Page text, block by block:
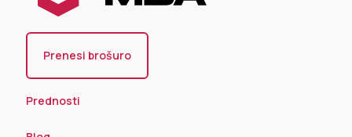
Prenesi brošuro
Prednosti